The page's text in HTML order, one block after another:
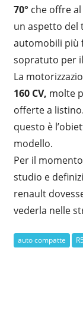
70° che offre
un aspetto del
automobili più
sopratuto per
La
160 CV, molte
offerte a
questo è
modello.
Per il
studio e
renault
vederla nelle
auto compatte R5